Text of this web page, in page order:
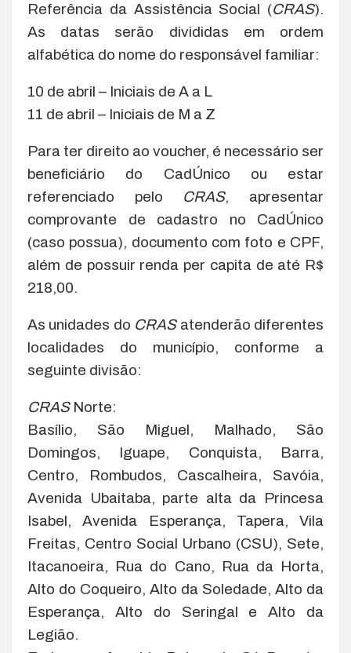
Referência da Assistência Social (CRAS).
As datas serão divididas em ordem
alfabética do nome do responsável familiar:
10 de abril – Iniciais de A a L
11 de abril – Iniciais de M a Z
Para ter direito ao voucher, é necessário ser
beneficiário do CadÚnico ou estar
referenciado pelo CRAS, apresentar
comprovante de cadastro no CadÚnico
(caso possua), documento com foto e CPF,
além de possuir renda per capita de até R$
218,00.
As unidades do CRASatenderão diferentes
localidades do município, conforme a
seguinte divisão:
CRASNorte:
Basílio, São Miguel, Malhado, São
Domingos, Iguape, Conquista, Barra,
Centro, Rombudos, Cascalheira, Savóia,
Avenida Ubaitaba, parte alta da Princesa
Isabel, Avenida Esperança, Tapera, Vila
Freitas, Centro Social Urbano (CSU), Sete,
Itacanoeira, Rua do Cano, Rua da Horta,
Alto do Coqueiro, Alto da Soledade, Alto da
Esperança, Alto do Seringal e Alto da
Legião.